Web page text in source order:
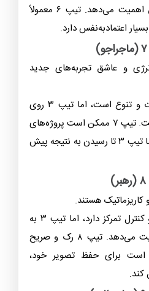
استقلال و موفقیت شخصی اهمیت می‌دهد. تیپ ۶ معمولاً
و عاشق تجربه‌های جدید
تیپ ۷ به دنبال لذت و تنوع است، اما تیپ ۳ روی
اهداف و موفقیت متمرکز است. تیپ ۷ ممکن است پروژه‌های
زیادی را نیمه‌کاره رها کند، اما تیپ ۳ تا رسیدن به نتیجه پیش
کاریزماتیک هستند.
تیپ ۸ روی قدرت و کنترل تمرکز دارد، اما تیپ ۳ به
دیده شدن و موفقیت اهمیت می‌دهد. تیپ ۸ رک و صریح
تیپ ۳ ممکن است برای حفظ تصویر خود،
کند.